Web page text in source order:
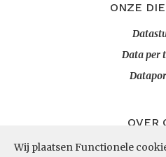
Wij plaatsen Functionele
ONZE
Data per
OVER